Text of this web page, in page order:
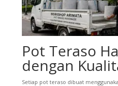
Pot Teraso
dengan
Setiap pot teraso dibuat